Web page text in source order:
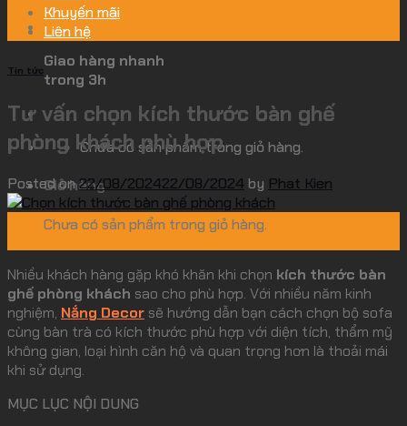
Giao hàng nhanh
trong 3h
Chưa có sản phẩm trong giỏ hàng.
Giỏ hàng
Chưa có sản phẩm trong giỏ hàng.
Khuyến mãi
Liên hệ
Tin tức
Tư vấn chọn kích thước bàn ghế
phòng khách phù hợp
Posted on22/08/202422/08/2024 by Phat Kien
Nhiều khách hàng gặp khó khăn khi chọn kích thước bàn
ghế phòng khách sao cho phù hợp. Với nhiều năm kinh
nghiệm, Nắng Decor sẽ hướng dẫn bạn cách chọn bộ sofa
cùng bàn trà có kích thước phù hợp với diện tích, thẩm mỹ
không gian, loại hình căn hộ và quan trọng hơn là thoải mái
khi sử dụng.
MỤC LỤC NỘI DUNG